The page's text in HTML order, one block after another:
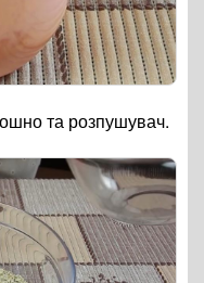
та розпушувач.